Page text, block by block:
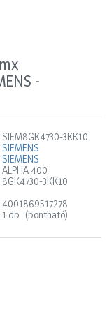
-
SIEM8GK4730-3KK10
SIEMENS
SIEMENS
ALPHA 400
8GK4730-3KK10
4001869517278
1 db (bontható)